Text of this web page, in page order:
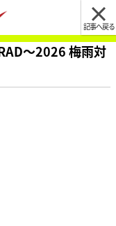
記事へ戻る
〜2026 梅雨対